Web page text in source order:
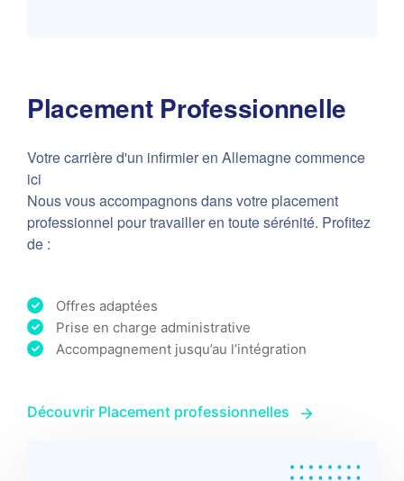
Placement Professionnelle
Votre carrière d'un infirmier en Allemagne commence
ici
Nous vous accompagnons dans votre placement
professionnel pour travailler en toute sérénité. Profitez
de :
Offres adaptées
Prise en charge administrative
Accompagnement jusqu’au l’intégration
Découvrir Placement professionnelles